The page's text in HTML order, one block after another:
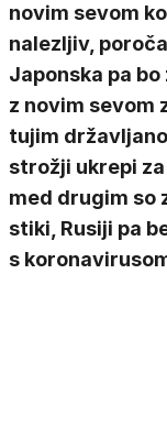
novim sevom
nalezljiv,
Japonska pa
z novim sevom
tujim
strožji ukrepi
med drugim so
stiki, Rusiji pa
s